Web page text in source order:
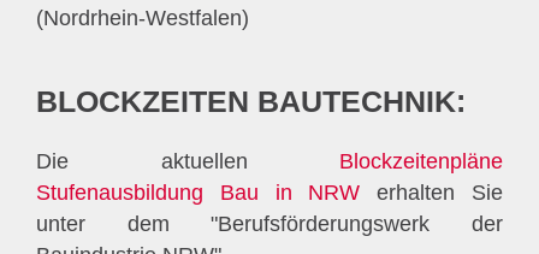
(Nordrhein-Westfalen)
BLOCKZEITEN BAUTECHNIK:
Die aktuellen Blockzeitenpläne
Stufenausbildung Bau in NRW erhalten Sie
unter dem "Berufsförderungswerk der